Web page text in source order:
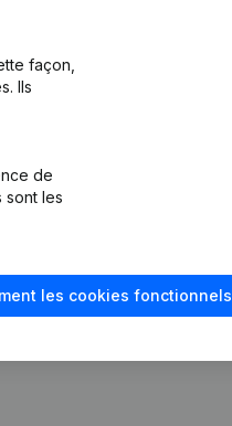
façon,
Ils
de
sont les
les cookies fonctionnels
annuels